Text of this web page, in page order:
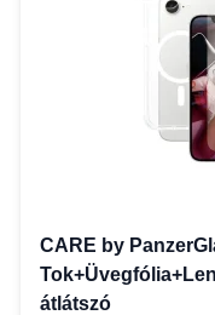
CARE by
átlátszó